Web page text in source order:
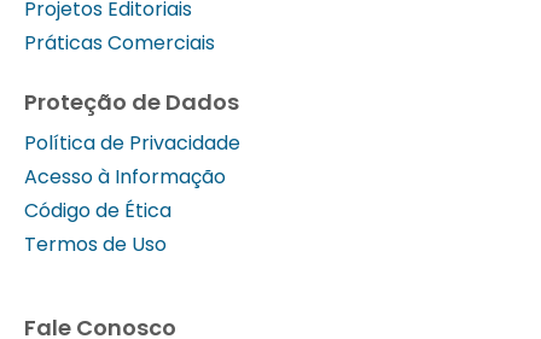
Projetos Editoriais
Práticas Comerciais
Proteção de Dados
Política de Privacidade
Acesso à Informação
Código de Ética
Termos de Uso
Fale Conosco